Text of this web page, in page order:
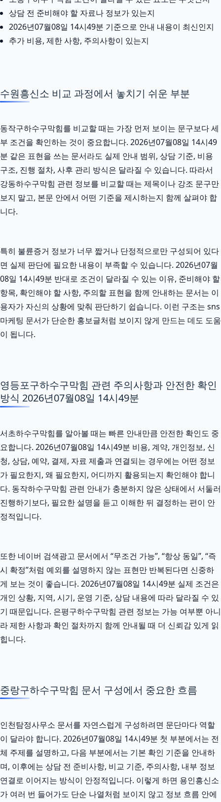
상담 전 준비해야 할 자료나 정보가 있는지
2026년07월08일 14시49분 기준으로 안내 내용이 최신인지
추가 비용, 제한 사항, 주의사항이 있는지
수원흥신소 비교 과정에서 놓치기 쉬운 부분
동작구하수구막힘를 비교할 때는 가장 먼저 보이는 문구보다 세
부 조건을 확인하는 것이 중요합니다. 2026년07월08일 14시49
분 같은 표현을 쓰는 문서라도 실제 안내 범위, 상담 기준, 비용
구조, 진행 절차, 사후 관리 방식은 달라질 수 있습니다. 따라서
강동하수구막힘 관련 정보를 비교할 때는 제목이나 강조 문구만
보지 말고, 본문 안에서 어떤 기준을 제시하는지 함께 살펴야 합
니다.
특히 불륜증거 정보가 너무 짧거나 단정적으로만 구성되어 있다
면 실제 판단에 필요한 내용이 부족할 수 있습니다. 2026년07월
08일 14시49분 반대로 조건이 달라질 수 있는 이유, 준비해야 할
항목, 확인해야 할 사항, 주의할 표현을 함께 안내하는 문서는 이
용자가 자신의 상황에 맞춰 판단하기 쉽습니다. 이런 구조는 sns
마케팅 문서가 단순한 홍보글처럼 보이지 않게 만드는 데도 도움
이 됩니다.
영등포구하수구막힘 관련 주의사항과 안전한 확인
방식 2026년07월08일 14시49분
서초하수구막힘를 알아볼 때는 빠른 안내만큼 안전한 확인도 중
요합니다. 2026년07월08일 14시49분 비용, 계약, 개인정보, 신
청, 상담, 예약, 결제, 자료 제출과 연결되는 경우에는 어떤 정보
가 필요한지, 왜 필요한지, 어디까지 활용되는지 확인해야 합니
다. 동작하수구막힘 관련 안내가 충분하지 않은 상태에서 서둘러
진행하기보다, 필요한 설명을 듣고 이해한 뒤 결정하는 편이 안
정적입니다.
또한 네이버 검색광고 문서에서 “무조건 가능”, “항상 동일”, “즉
시 확정”처럼 예외를 설명하지 않는 표현만 반복된다면 신중하
게 보는 것이 좋습니다. 2026년07월08일 14시49분 실제 조건은
개인 상황, 지역, 시기, 운영 기준, 상담 내용에 따라 달라질 수 있
기 때문입니다. 은평구하수구막힘 관련 정보는 가능 여부뿐 아니
라 제한 사항과 확인 절차까지 함께 안내될 때 더 신뢰감 있게 읽
힙니다.
중랑구하수구막힘 문서 구성에서 중요한 흐름
인천탐정사무소 문서를 자연스럽게 구성하려면 문단마다 역할
이 달라야 합니다. 2026년07월08일 14시49분 첫 부분에서는 전
체 주제를 설명하고, 다음 부분에서는 기본 확인 기준을 안내하
며, 이후에는 상담 전 준비사항, 비교 기준, 주의사항, 내부 정보
연결로 이어지는 방식이 안정적입니다. 이렇게 하면 용인흥신소
가 여러 번 들어가도 단순 나열처럼 보이지 않고 정보 흐름 안에